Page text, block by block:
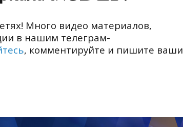
Много видео материалов,
в нашим телеграм-
, комментируйте и пишите ваши